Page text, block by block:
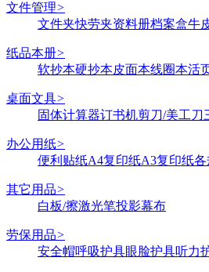
文件管理>
文件夹快劳夹资料册档案盒牛
纸品本册>
软抄本硬抄本皮面本线圈本活
桌面文具>
固体计算器订书机剪刀/美工刀
办公用纸>
便利贴纸A4复印纸A3复印纸各
其它用品>
白板/擦激光笔投影幕布
劳保用品>
安全帽呼吸护具眼脸护具听力